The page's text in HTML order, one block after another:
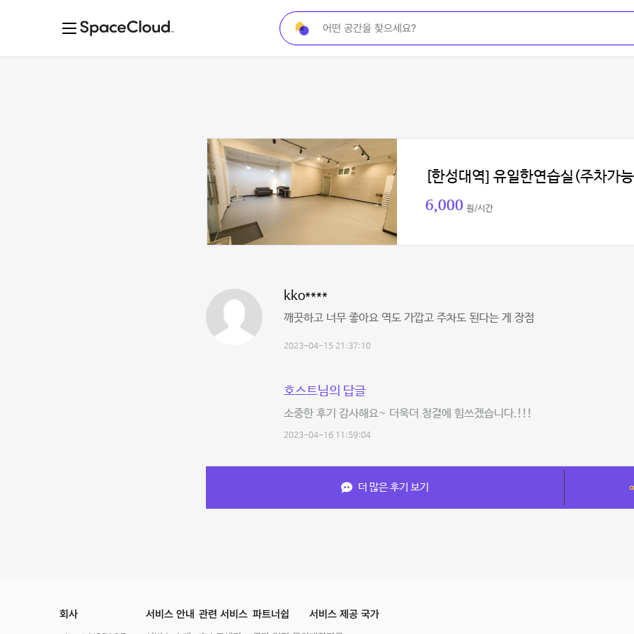
[한성대역] 유일한연습실(주차가능
6,000 원/시간
kko****
깨끗하고 너무 좋아요 역도 가깝고 주차도 된다는 게 장점
2023-04-15 21:37:10
호스트님의 답글
소중한 후기 감사해요~ 더욱더 청결에 힘쓰겠습니다.!!!
2023-04-16 11:59:04
더 많은 후기 보기
회사 서비스 안내 관련 서비스 파트너쉽 서비스 제공 국가